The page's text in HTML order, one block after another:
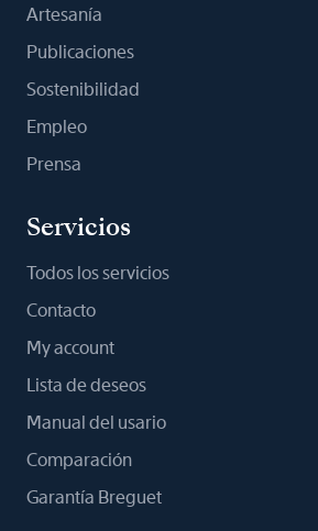
Artesanía
Publicaciones
Sostenibilidad
Empleo
Prensa
Servicios
Todos los servicios
Contacto
My account
Lista de deseos
Manual del usario
Comparación
Garantía Breguet